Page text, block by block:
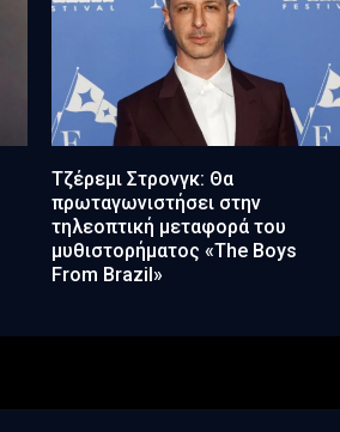
Τζέρεμι Στρονγκ: Θα
πρωταγωνιστήσει στην
τηλεοπτική μεταφορά του
μυθιστορήματος «The Boys
From Brazil»